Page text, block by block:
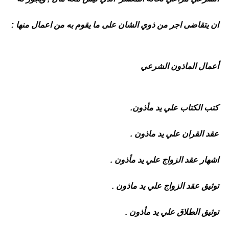
ان يتقاضى اجر من ذوي الشان على ما يقوم به من اعمال منها :
أعمال الماذون الشرعي
كتب الكتاب علي يد مأذون.
عقد القران علي يد ماذون .
اشهار عقد الزواج علي يد مأذون .
توثيق عقد الزواج علي يد ماذون .
توثيق الطلاق علي يد مأذون .